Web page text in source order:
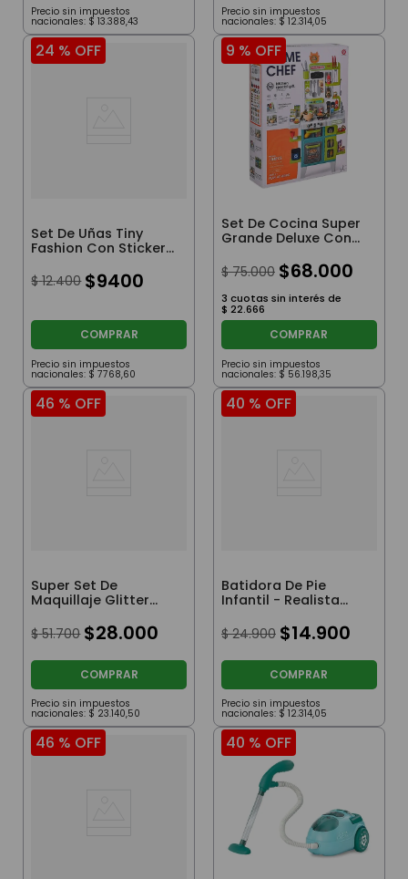
Precio sin impuestos
nacionales: $ 13.388,43
Precio sin impuestos
nacionales: $ 12.314,05
24 % OFF
Set De Uñas Tiny
Fashion Con Stickers
$ 12.400 $9400
COMPRAR
Precio sin impuestos
nacionales: $ 7768,60
9 % OFF
Set De Cocina Super
Grande Deluxe Con
Sonido 104 Piezas
$ 75.000 $68.000
3 cuotas sin interés de
$ 22.666
COMPRAR
Precio sin impuestos
nacionales: $ 56.198,35
46 % OFF
Super Set De
Maquillaje Glitter
$ 51.700 $28.000
COMPRAR
Precio sin impuestos
nacionales: $ 23.140,50
40 % OFF
Batidora De Pie
Infantil - Realista
$ 24.900 $14.900
COMPRAR
Precio sin impuestos
nacionales: $ 12.314,05
46 % OFF 40 % OFF